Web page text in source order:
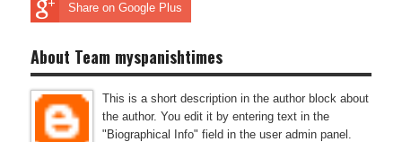
Share on Google Plus
About Team myspanishtimes
This is a short description in the author block about
the author. You edit it by entering text in the
"Biographical Info" field in the user admin panel.